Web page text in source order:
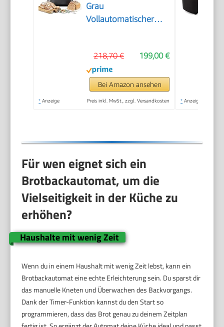
Grau
Vollautomatischer
und Hefespender, 32
automatische
Programme, zwei
Temperatursensoren,
199,00 €
218,70 €
Bei Amazon ansehen
* Anzeige Preis inkl. MwSt., zzgl. Versandkosten * Anzeige
Für wen eignet sich ein
Brotbackautomat, um die
Vielseitigkeit in der Küche zu
erhöhen?
Haushalte mit wenig Zeit
Wenn du in einem Haushalt mit wenig Zeit lebst, kann ein
Brotbackautomat eine echte Erleichterung sein. Du sparst dir
das manuelle Kneten und Überwachen des Backvorgangs.
Dank der Timer-Funktion kannst du den Start so
programmieren, dass das Brot genau zu deinem Zeitplan